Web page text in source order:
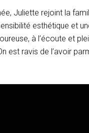
Juliette rejoint la
esthétique et
à l’écoute et
est ravis de l’avoir